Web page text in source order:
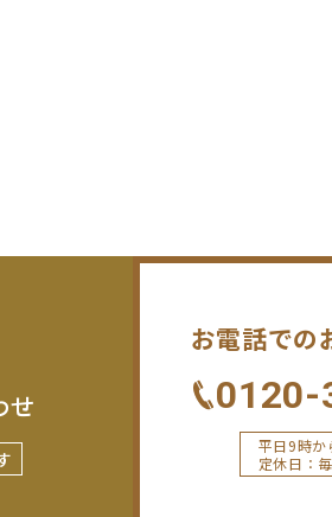
せ
お電話での
0120-
平日9時か
定休日：